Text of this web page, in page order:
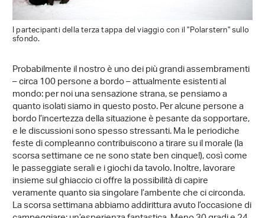
I partecipanti della terza tappa del viaggio con il "Polarstern" sullo
sfondo.
Probabilmente il nostro è uno dei più grandi assembramenti
– circa 100 persone a bordo – attualmente esistenti al
mondo: per noi una sensazione strana, se pensiamo a
quanto isolati siamo in questo posto. Per alcune persone a
bordo l’incertezza della situazione è pesante da sopportare,
e le discussioni sono spesso stressanti. Ma le periodiche
feste di compleanno contribuiscono a tirare su il morale (la
scorsa settimane ce ne sono state ben cinque!), così come
le passeggiate serali e i giochi da tavolo. Inoltre, lavorare
insieme sul ghiaccio ci offre la possibilità di capire
veramente quanto sia singolare l’ambente che ci circonda.
La scorsa settimana abbiamo addirittura avuto l’occasione di